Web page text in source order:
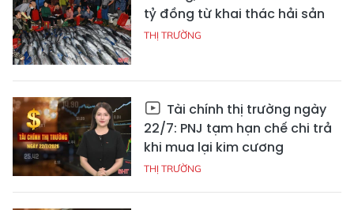
tỷ đồng từ khai thác hải sản
THỊ TRƯỜNG
Tài chính thị trường ngày
22/7: PNJ tạm hạn chế chi trả
khi mua lại kim cương
THỊ TRƯỜNG